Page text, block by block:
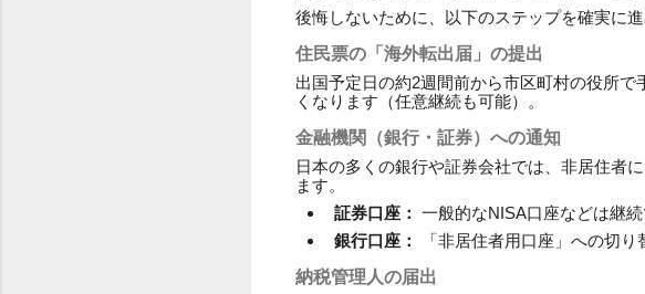
後悔しないために、以下のステップを確実に進
住民票の「海外転出届」の提出
出国予定日の約2週間前から市区町村の役所
くなります（任意継続も可能）。
金融機関（銀行・証券）への通知
日本の多くの銀行や証券会社では、非居住者
ます。
証券口座： 一般的なNISA口座などは継
銀行口座：
「非居住者用口座」への切
納税管理人の届出